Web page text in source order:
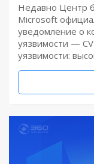
Недавно Центр
Microsoft
уведомление о
уязвимости —
уязвимости: